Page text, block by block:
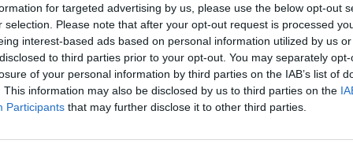
for targeted advertising by us, please use the below opt-out
selection. Please note that after your opt-out request is processed
interest-based ads based on personal information utilized by us
to third parties prior to your opt-out. You may separately
of your personal information by third parties on the IAB’s list of
This information may also be disclosed by us to third parties on the
Participants that may further disclose it to other third parties.
meg fogunk adni Ukrajnának, amely szükséges
további városok és falvak elfoglalásában és
a Fehér Ház nemzetbiztonsági tanácsadója vasárnap
a CBS szintén vasárnap adásba kerülő
az előre kiadott leirat szerint maga Volodimir